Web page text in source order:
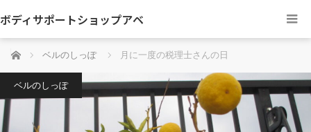
ボディサポートショップアベ
ホーム ベルのしっぽ 月に一度の税理士さんの日
ベルのしっぽ